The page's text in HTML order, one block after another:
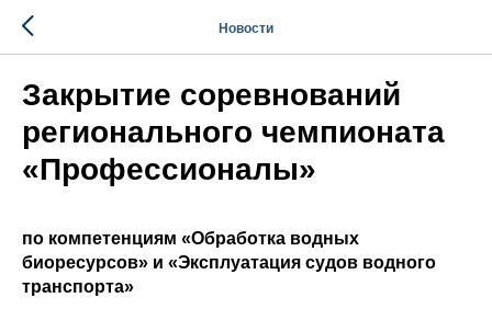
Новости
Закрытие соревнований
регионального чемпионата
«Профессионалы»
по компетенциям «Обработка водных
биоресурсов» и «Эксплуатация судов водного
транспорта»